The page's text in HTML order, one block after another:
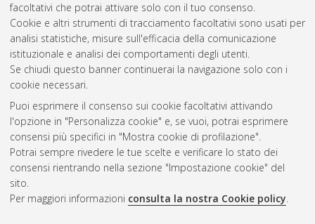
facoltativi che potrai attivare solo con il tuo consenso.
Cookie e altri strumenti di tracciamento facoltativi sono usati per
analisi statistiche, misure sull'efficacia della comunicazione
istituzionale e analisi dei comportamenti degli utenti.
Se chiudi questo banner continuerai la navigazione solo con i
cookie necessari.
Puoi esprimere il consenso sui cookie facoltativi attivando
l'opzione in "Personalizza cookie" e, se vuoi, potrai esprimere
consensi più specifici in "Mostra cookie di profilazione".
Potrai sempre rivedere le tue scelte e verificare lo stato dei
consensi rientrando nella sezione "Impostazione cookie" del
sito.
Per maggiori informazioni consulta la nostra Cookie policy.
Altri metadati
Gestione del documento:
Atom
Rss 1.0
Rss 2.0
AMS Laurea